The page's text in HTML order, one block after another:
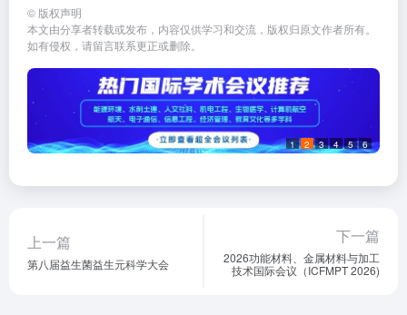
© 版权声明
本文由分享者转载或发布，内容仅供学习和交流，版权归原文作者所有。
如有侵权，请留言联系更正或删除。
1 2 3 4 5 6
上一篇
第八届益生菌益生元科学大会
下一篇
2026功能材料、金属材料与加工
技术国际会议（ICFMPT 2026)